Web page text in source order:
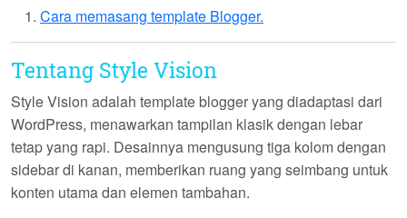
Cara memasang template Blogger.
Tentang Style Vision
Style Vision adalah template blogger yang diadaptasi dari
WordPress, menawarkan tampilan klasik dengan lebar
tetap yang rapi. Desainnya mengusung tiga kolom dengan
sidebar di kanan, memberikan ruang yang seimbang untuk
konten utama dan elemen tambahan.